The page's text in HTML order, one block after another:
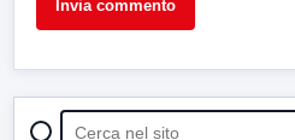
CERCA